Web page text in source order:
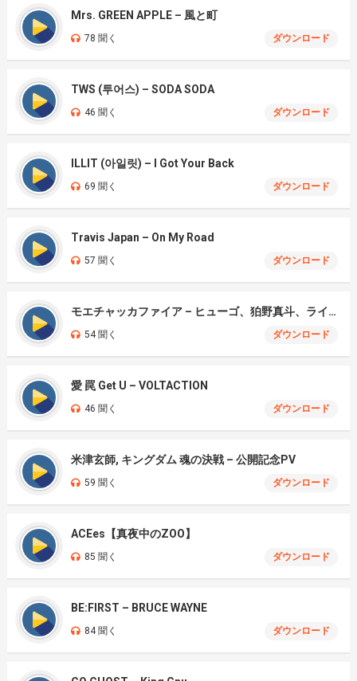
Mrs. GREEN APPLE – 風と町
78 聞く ダウンロード
TWS (투어스) – SODA SODA
46 聞く ダウンロード
ILLIT (아일릿) – I Got Your Back
69 聞く ダウンロード
Travis Japan – On My Road
57 聞く ダウンロード
モエチャッカファイア – ヒューゴ、狛野真斗、ライト、セヴェリアン (Cover )
54 聞く ダウンロード
愛 罠 Get U – VOLTACTION
46 聞く ダウンロード
米津玄師, キングダム 魂の決戦 – 公開記念PV
59 聞く ダウンロード
ACEes【真夜中のZOO】
85 聞く ダウンロード
BE:FIRST – BRUCE WAYNE
84 聞く ダウンロード